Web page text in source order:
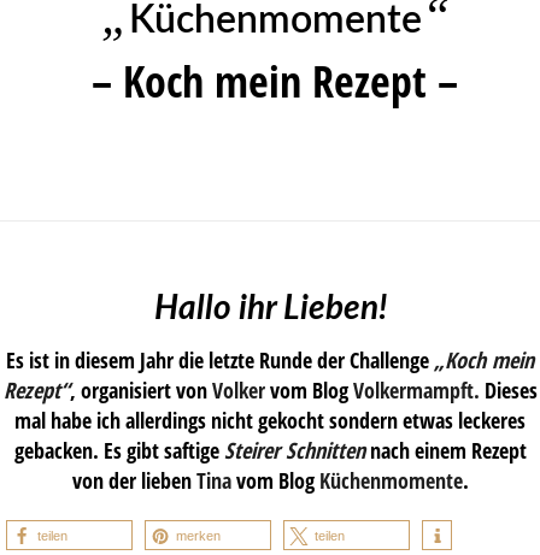
„ Küchenmomente “
– Koch mein Rezept –
Hallo ihr Lieben!
Es ist in diesem Jahr die letzte Runde der Challenge „Koch mein
Rezept“, organisiert vonVolkervom BlogVolkermampft. Dieses
mal habe ich allerdings nicht gekocht sondern etwas leckeres
gebacken. Es gibt saftigeSteirer Schnittennach einem Rezept
von der liebenTinavom Blog Küchenmomente.
teilen merken teilen